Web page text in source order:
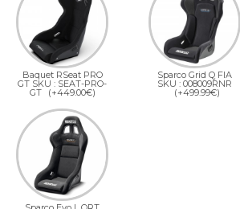
Baquet RSeat PRO
GT SKU : SEAT-PRO-
GT (+449.00€)
Sparco Grid Q FIA
SKU : 008009RNR
(+499.99€)